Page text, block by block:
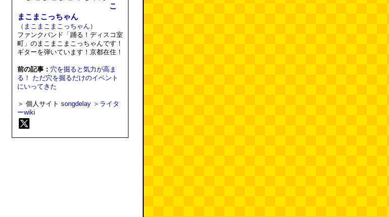
こ
まこまこっちゃん
（まこまこまこっちゃん）
ファンクバンド「踊る！ディスコ室
町」のまこまこまこっちゃんです！
ギターを弾いています！京都在住！
前の記事： 穴を掘ると気力が高ま
る！ ただ穴を掘るだけのイベント
にいってきた
＞ 個人サイト songdelay ＞ライタ
ーwiki